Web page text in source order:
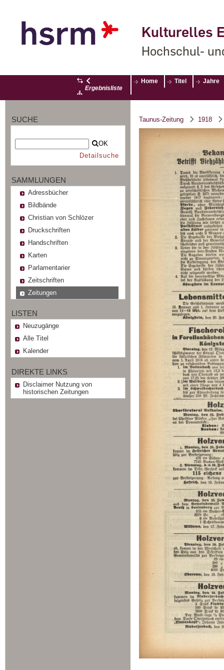
Kulturelles
Hochschul-
Ergebnisliste
Home Titel Jahre
SUCHE
OK
Detailsuche
SAMMLUNGEN
Adressbücher
Bildbände
Christian von Schlözer
Druckschriften
Handschriften
Karten
Parlamentarier
Zeitschriften
Zeitungen
LISTEN
Neuzugänge
Alle Titel
Kalender
DIREKTE LINKS
Disclaimer Nutzung von
historischen Zeitungen
Taunus-Zeitung 1918